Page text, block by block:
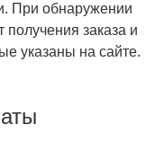
При обнаружении
получения заказа и
указаны на сайте.